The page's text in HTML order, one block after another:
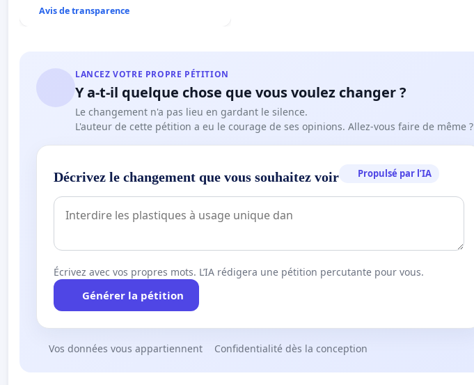
Avis de transparence
LANCEZ VOTRE PROPRE PÉTITION
Y a-t-il quelque chose que vous voulez changer ?
Le changement n'a pas lieu en gardant le silence.
L'auteur de cette pétition a eu le courage de ses opinions. Allez-vous faire de même ?
Décrivez le changement que vous souhaitez voir Propulsé par l’IA
Écrivez avec vos propres mots. L’IA rédigera une pétition percutante pour vous.
Générer la pétition
Vos données vous appartiennent Confidentialité dès la conception